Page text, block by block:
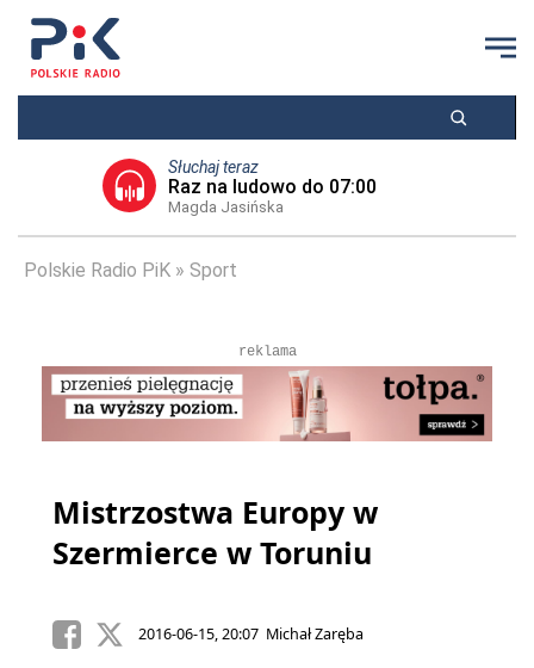
Słuchaj teraz
Raz na ludowo do 07:00
Magda Jasińska
Polskie Radio PiK Sport
reklama
Mistrzostwa Europy w
Szermierce w Toruniu
2016-06-15, 20:07 Michał Zaręba